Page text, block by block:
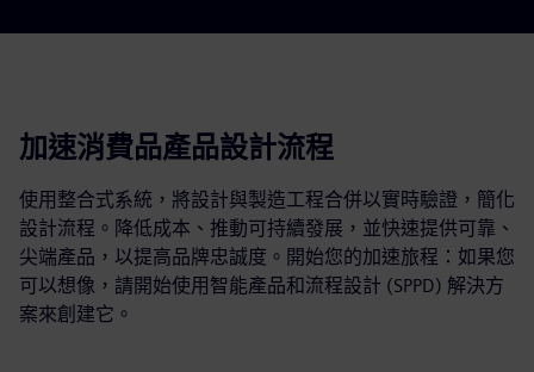
加速消費品產品設計流程
使用整合式系統，將設計與製造工程合併以實時驗證，簡化
設計流程。降低成本、推動可持續發展，並快速提供可靠、
尖端產品，以提高品牌忠誠度。開始您的加速旅程：如果您
可以想像，請開始使用智能產品和流程設計 (SPPD) 解決方
案來創建它。